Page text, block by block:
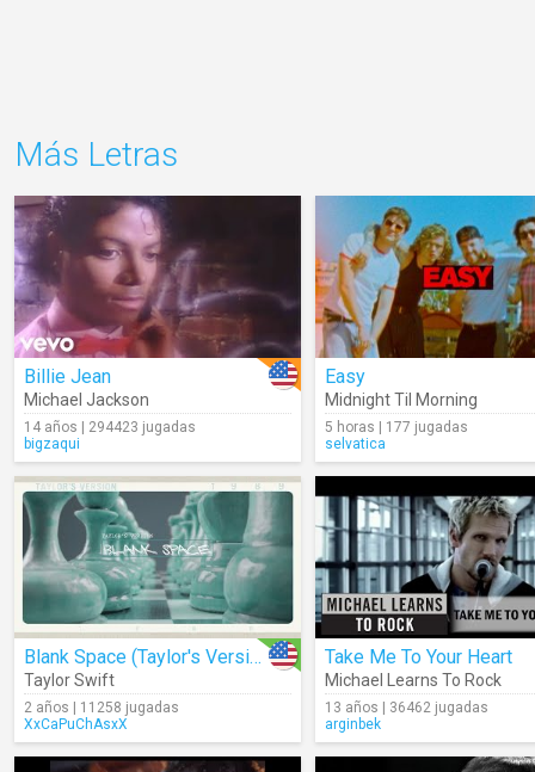
Más Letras
Billie Jean
Michael Jackson
14 años | 294423 jugadas
bigzaqui
Easy
Midnight Til Morning
5 horas | 177 jugadas
selvatica
Blank Space (Taylor's Version) (Lyrics)
Taylor Swift
2 años | 11258 jugadas
XxCaPuChAsxX
Take Me To Your Heart
Michael Learns To Rock
13 años | 36462 jugadas
arginbek